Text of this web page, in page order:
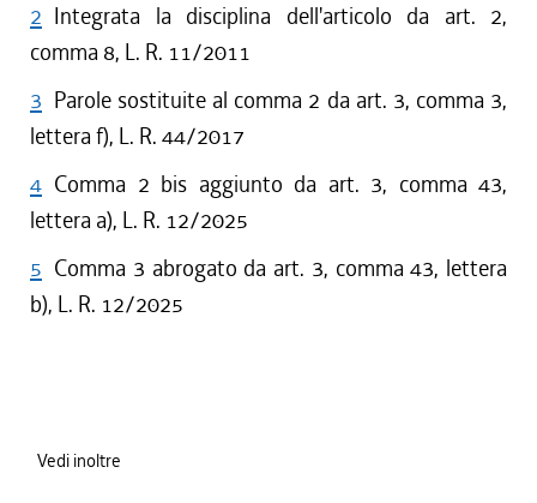
2 Integrata la disciplina dell'articolo da art. 2,
comma 8, L. R. 11/2011
3 Parole sostituite al comma 2 da art. 3, comma 3,
lettera f), L. R. 44/2017
4 Comma 2 bis aggiunto da art. 3, comma 43,
lettera a), L. R. 12/2025
5 Comma 3 abrogato da art. 3, comma 43, lettera
b), L. R. 12/2025
Vedi inoltre